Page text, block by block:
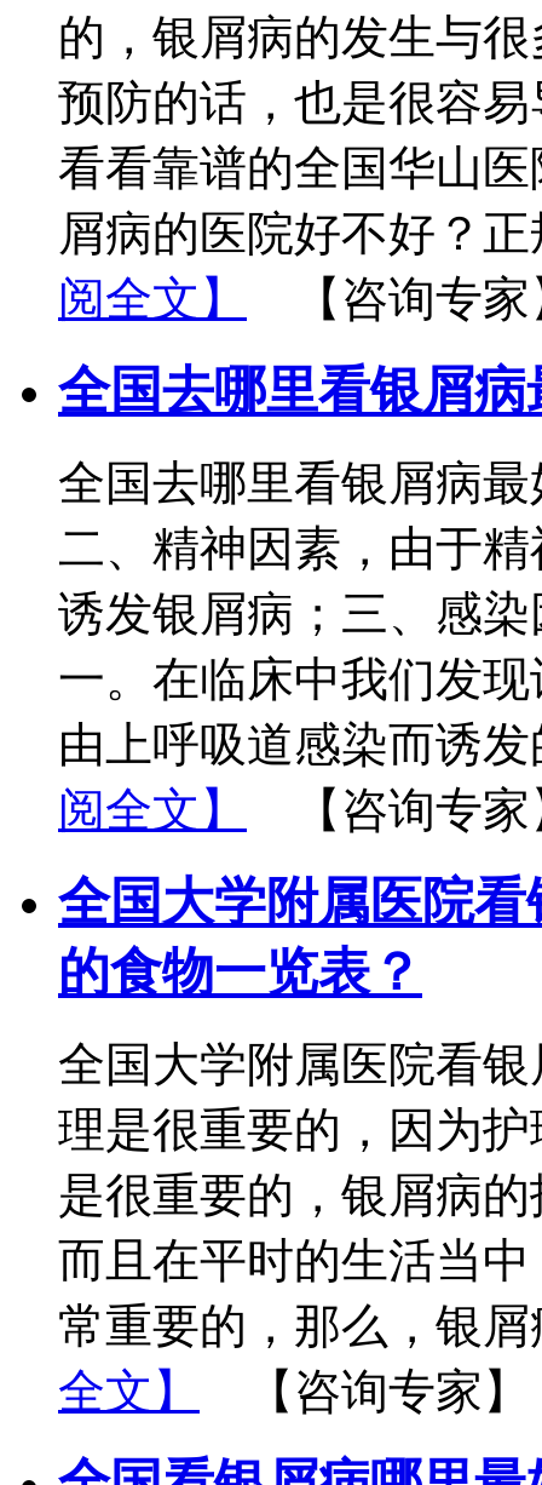
的，银屑病的发生与
预防的话，也是很容
看看靠谱的全国华山
屑病的医院好不好？
阅全文】
【咨询专
全国去哪里看银屑病
全国去哪里看银屑病
二、精神因素，由于
诱发银屑病；三、感
一。在临床中我们发
由上呼吸道感染而诱
阅全文】
【咨询专
全国大学附属医院
的食物一览表？
全国大学附属医院看
理是很重要的，因为
是很重要的，银屑病
而且在平时的生活当
常重要的，那么，银
全文】
【咨询专家】